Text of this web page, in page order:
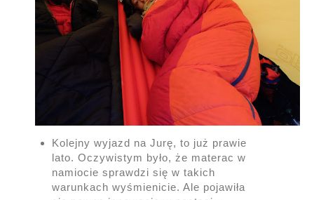
Kolejny wyjazd na Jurę, to już prawie
lato. Oczywistym było, że materac w
namiocie sprawdzi się w takich
warunkach wyśmienicie. Ale pojawiła